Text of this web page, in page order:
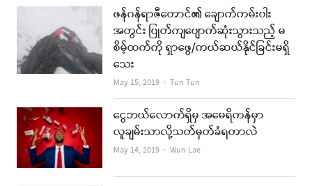
ဖန်ဂန်ရာဇီတောင်၏ ချောက်ကမ်းပါး
အတွင်း ပြုတ်ကျပျောက်ဆုံးသွားသည့် မ
စိမ့်ထက်ကို ရှာဖွေ/ကယ်ဆယ်နိုင်ခြင်းမရှိ
သေး
May 15, 2019 Author
Tun Tun
ငွေဘယ်လောက်ရှိမှ အမေရိကန်မှာ
လူချမ်းသာလို့သတ်မှတ်ခံရတာလဲ
May 14, 2019 Author
Wun Lae